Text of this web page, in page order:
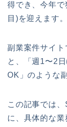
得でき、今年
目)を迎えます。
副業案件サイト
と、「週1〜2
OK」のような
この記事では
に、具体的な